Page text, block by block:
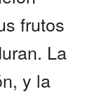
frutos
La
y la